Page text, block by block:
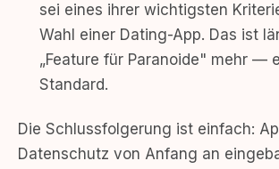
sei eines ihrer wichtigsten
Wahl einer Dating-App. Das ist
„Feature für Paranoide" mehr —
Standard.
Die Schlussfolgerung ist einfach:
Datenschutz von Anfang an